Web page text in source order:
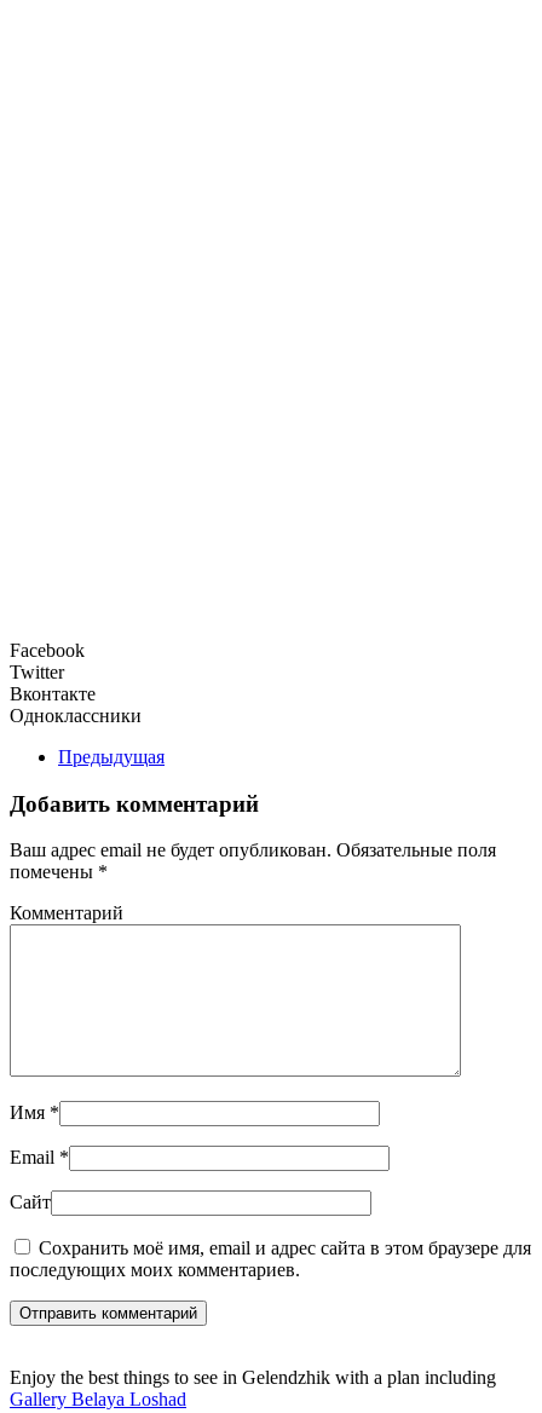
Facebook
Twitter
Вконтакте
Одноклассники
Предыдущая
Добавить комментарий
Ваш адрес email не будет опубликован. Обязательные поля
помечены *
Комментарий
Имя *
Email *
Сайт
Сохранить моё имя, email и адрес сайта в этом браузере для
последующих моих комментариев.
Отправить комментарий
Enjoy the best things to see in Gelendzhik with a plan including
Gallery Belaya Loshad